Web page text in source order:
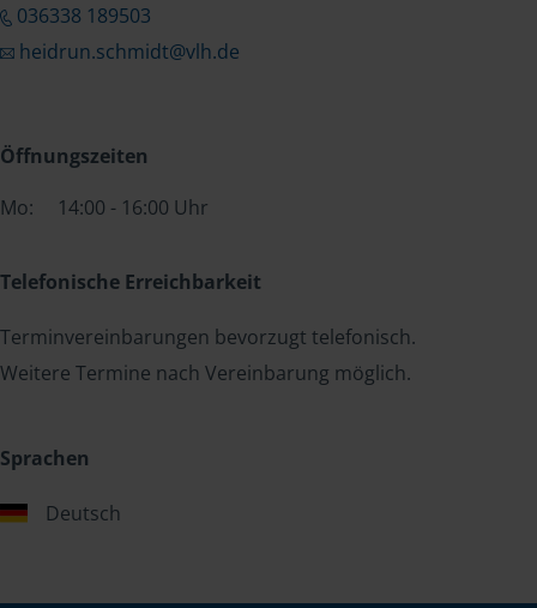
036338 189503
heidrun.schmidt@vlh.de
Öffnungszeiten
Mo:
14:00 - 16:00 Uhr
Telefonische Erreichbarkeit
Terminvereinbarungen bevorzugt telefonisch.
Weitere Termine nach Vereinbarung möglich.
Sprachen
Deutsch